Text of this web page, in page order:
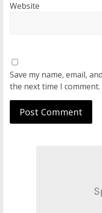
Website
Save my name, email,
the next time I comment.